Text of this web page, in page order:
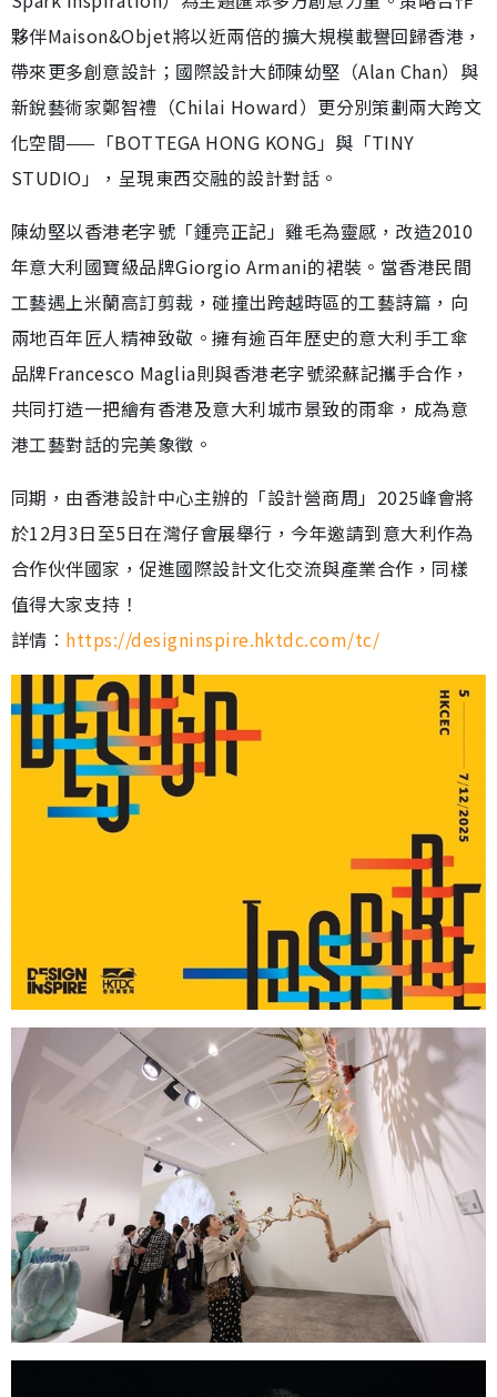
夥伴Maison&Objet將以近兩倍的擴大規模載譽回歸香港，
帶來更多創意設計；國際設計大師陳幼堅（Alan Chan）與
新銳藝術家鄭智禮（Chilai Howard）更分別策劃兩大跨文
化空間——「BOTTEGA HONG KONG」與「TINY
STUDIO」，呈現東西交融的設計對話。
陳幼堅以香港老字號「鍾亮正記」雞毛為靈感，改造2010
年意大利國寶級品牌Giorgio Armani的裙裝。當香港民間
工藝遇上米蘭高訂剪裁，碰撞出跨越時區的工藝詩篇，向
兩地百年匠人精神致敬。擁有逾百年歷史的意大利手工傘
品牌Francesco Maglia則與香港老字號梁蘇記攜手合作，
共同打造一把繪有香港及意大利城市景致的雨傘，成為意
港工藝對話的完美象徵。
同期，由香港設計中心主辦的「設計營商周」2025峰會將
於12月3日至5日在灣仔會展舉行，今年邀請到意大利作為
合作伙伴國家，促進國際設計文化交流與產業合作，同樣
值得大家支持！
詳情︰ https://designinspire.hktdc.com/tc/